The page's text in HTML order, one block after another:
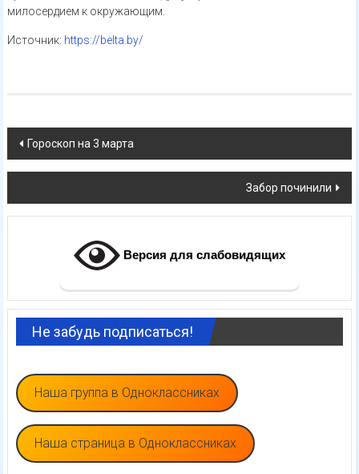
милосердием к окружающим.
Источник: https://belta.by/
Навигация
по
записям
Гороскоп на 3 марта
Забор починили
Версия для слабовидящих
Не забудь подписаться!
Наша группа в Одноклассниках
Наша страница в Одноклассниках